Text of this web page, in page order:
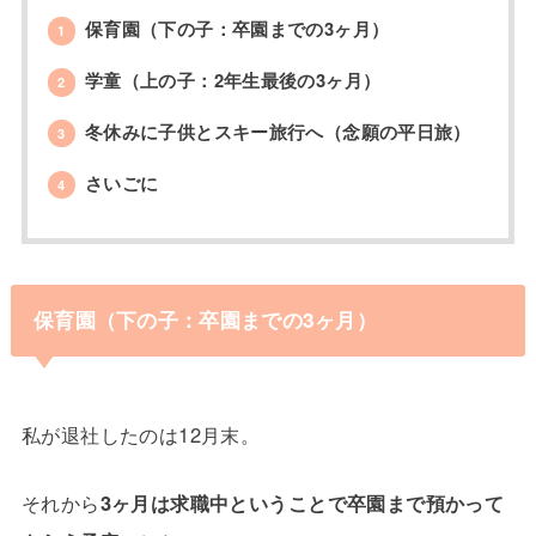
1 保育園（下の子：卒園までの3ヶ月）
2 学童（上の子：2年生最後の3ヶ月）
3 冬休みに子供とスキー旅行へ（念願の平日旅）
4 さいごに
保育園（下の子：卒園までの3ヶ月）
私が退社したのは12月末。
それから3ヶ月は求職中ということで卒園まで預かって